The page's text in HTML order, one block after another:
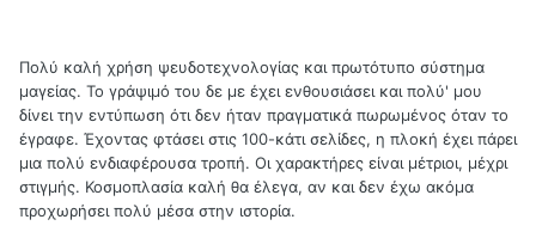
Πολύ καλή χρήση ψευδοτεχνολογίας και πρωτότυπο σύστημα
μαγείας. Το γράψιμό του δε με έχει ενθουσιάσει και πολύ' μου
δίνει την εντύπωση ότι δεν ήταν πραγματικά πωρωμένος όταν το
έγραφε. Έχοντας φτάσει στις 100-κάτι σελίδες, η πλοκή έχει πάρει
μια πολύ ενδιαφέρουσα τροπή. Οι χαρακτήρες είναι μέτριοι, μέχρι
στιγμής. Κοσμοπλασία καλή θα έλεγα, αν και δεν έχω ακόμα
προχωρήσει πολύ μέσα στην ιστορία.